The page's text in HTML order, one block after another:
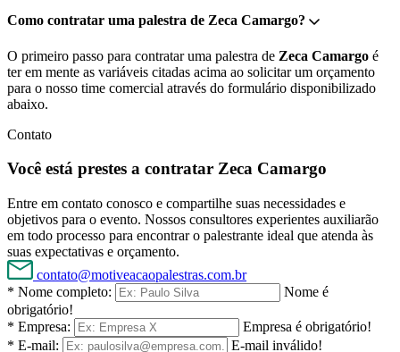
Como contratar uma palestra de Zeca Camargo?
O primeiro passo para contratar uma palestra de Zeca Camargo é
ter em mente as variáveis citadas acima ao solicitar um orçamento
para o nosso time comercial através do formulário disponibilizado
abaixo.
Contato
Você está prestes a contratar Zeca Camargo
Entre em contato conosco e compartilhe suas necessidades e
objetivos para o evento. Nossos consultores experientes auxiliarão
em todo processo para encontrar o palestrante ideal que atenda às
suas expectativas e orçamento.
contato@motiveacaopalestras.com.br
* Nome completo:
Nome é
obrigatório!
* Empresa:
Empresa é obrigatório!
* E-mail:
E-mail inválido!